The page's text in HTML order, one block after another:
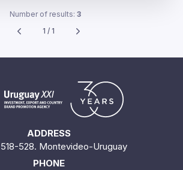
Number of results: 3
1 / 1
ADDRESS
528. Montevideo-Uruguay
PHONE